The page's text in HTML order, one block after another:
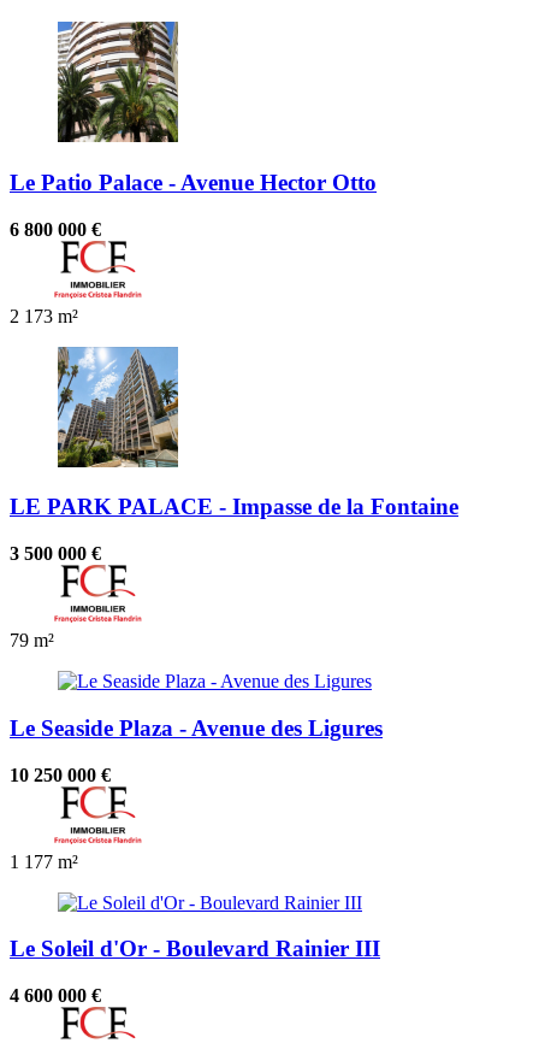
Le Patio Palace - Avenue Hector Otto
6 800 000 €
2 173 m²
LE PARK PALACE - Impasse de la Fontaine
3 500 000 €
79 m²
Le Seaside Plaza - Avenue des Ligures
10 250 000 €
1 177 m²
Le Soleil d'Or - Boulevard Rainier III
4 600 000 €